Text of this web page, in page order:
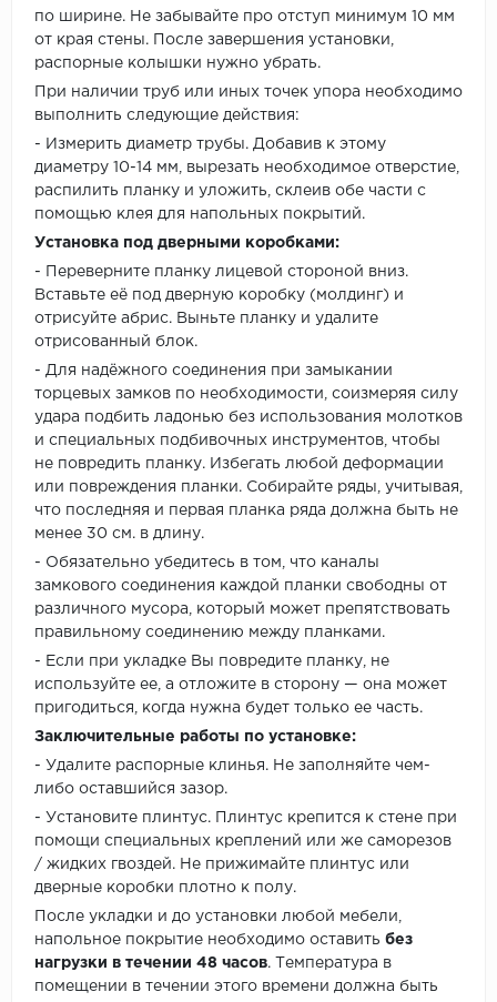
по ширине. Не забывайте про отступ минимум 10 мм
от края стены. После завершения установки,
распорные колышки нужно убрать.
При наличии труб или иных точек упора необходимо
выполнить следующие действия:
- Измерить диаметр трубы. Добавив к этому
диаметру 10-14 мм, вырезать необходимое отверстие,
распилить планку и уложить, склеив обе части с
помощью клея для напольных покрытий.
Установка под дверными коробками:
- Переверните планку лицевой стороной вниз.
Вставьте её под дверную коробку (молдинг) и
отрисуйте абрис. Выньте планку и удалите
отрисованный блок.
- Для надёжного соединения при замыкании
торцевых замков по необходимости, соизмеряя силу
удара подбить ладонью без использования молотков
и специальных подбивочных инструментов, чтобы
не повредить планку. Избегать любой деформации
или повреждения планки. Собирайте ряды, учитывая,
что последняя и первая планка ряда должна быть не
менее 30 см. в длину.
- Обязательно убедитесь в том, что каналы
замкового соединения каждой планки свободны от
различного мусора, который может препятствовать
правильному соединению между планками.
- Если при укладке Вы повредите планку, не
используйте ее, а отложите в сторону — она может
пригодиться, когда нужна будет только ее часть.
Заключительные работы по установке:
- Удалите распорные клинья. Не заполняйте чем-
либо оставшийся зазор.
- Установите плинтус. Плинтус крепится к стене при
помощи специальных креплений или же саморезов
/ жидких гвоздей. Не прижимайте плинтус или
дверные коробки плотно к полу.
После укладки и до установки любой мебели,
напольное покрытие необходимо оставить без
нагрузки в течении 48 часов. Температура в
помещении в течении этого времени должна быть